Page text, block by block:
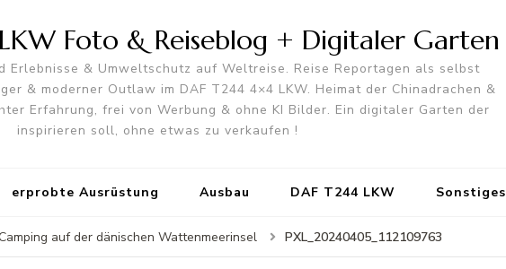
Foto & Reiseblog + Digitaler Garten
Erlebnisse & Umweltschutz auf Weltreise. Reise Reportagen als selbst
& moderner Outlaw im DAF T244 4×4 LKW. Heimat der Chinadrachen &
Erfahrung, frei von Werbung & ohne KI Bilder. Ein digitaler Garten der
inspirieren soll, ohne etwas zu verkaufen !
erprobte Ausrüstung Ausbau DAF T244 LKW Sonstiges
auf der dänischen Wattenmeerinsel PXL_20240405_112109763